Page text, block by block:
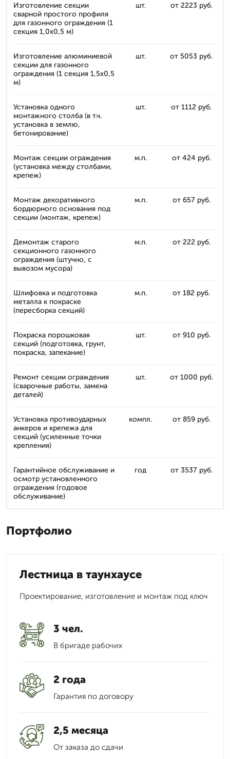
Изготовление секции
сварной простого профиля
для газонного ограждения (1
секция 1,0x0,5 м)
шт. от 2223 руб.
Изготовление алюминиевой
секции для газонного
ограждения (1 секция 1,5x0,5
м)
шт. от 5053 руб.
Установка одного
монтажного столба (в т.ч.
установка в землю,
бетонирование)
шт. от 1112 руб.
Монтаж секции ограждения
(установка между столбами,
крепеж)
м.п. от 424 руб.
Монтаж декоративного
бордюрного основания под
секции (монтаж, крепеж)
м.п. от 657 руб.
Демонтаж старого
секционного газонного
ограждения (штучно, с
вывозом мусора)
м.п. от 222 руб.
Шлифовка и подготовка
металла к покраске
(пересборка секций)
м.п. от 182 руб.
Покраска порошковая
секций (подготовка, грунт,
покраска, запекание)
шт. от 910 руб.
Ремонт секции ограждения
(сварочные работы, замена
деталей)
шт. от 1000 руб.
Установка противоударных
анкеров и крепежа для
секций (усиленные точки
крепления)
компл. от 859 руб.
Гарантийное обслуживание и
осмотр установленного
ограждения (годовое
обслуживание)
год от 3537 руб.
Портфолио
Лестница в таунхаусе
Проектирование, изготовление и монтаж под ключ
3 чел.
В бригаде рабочих
2 года
Гарантия по договору
2,5 месяца
От заказа до сдачи